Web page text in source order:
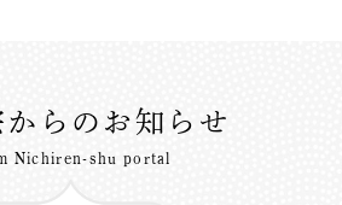
からのお知らせ
Nichiren-shu portal